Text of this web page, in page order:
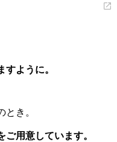
ように。
き。
用意しています。